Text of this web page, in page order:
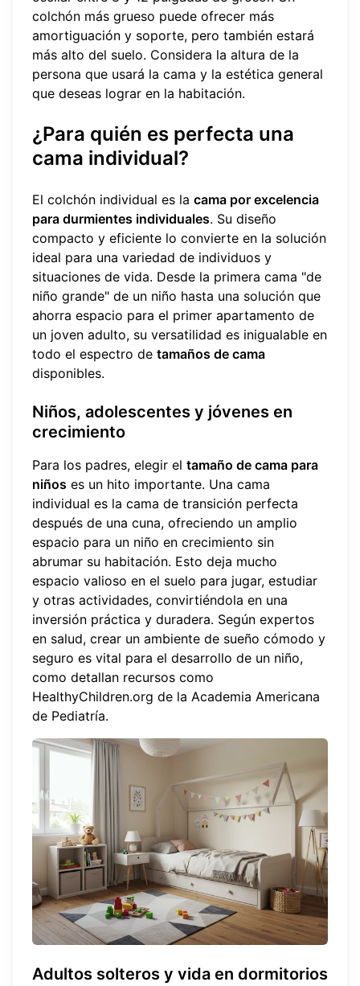
colchón más grueso puede ofrecer más
amortiguación y soporte, pero también estará
más alto del suelo. Considera la altura de la
persona que usará la cama y la estética general
que deseas lograr en la habitación.
¿Para quién es perfecta una
cama individual?
El colchón individual es la cama por excelencia
para durmientes individuales. Su diseño
compacto y eficiente lo convierte en la solución
ideal para una variedad de individuos y
situaciones de vida. Desde la primera cama "de
niño grande" de un niño hasta una solución que
ahorra espacio para el primer apartamento de
un joven adulto, su versatilidad es inigualable en
todo el espectro de tamaños de cama
disponibles.
Niños, adolescentes y jóvenes en
crecimiento
Para los padres, elegir el tamaño de cama para
niños es un hito importante. Una cama
individual es la cama de transición perfecta
después de una cuna, ofreciendo un amplio
espacio para un niño en crecimiento sin
abrumar su habitación. Esto deja mucho
espacio valioso en el suelo para jugar, estudiar
y otras actividades, convirtiéndola en una
inversión práctica y duradera. Según expertos
en salud, crear un ambiente de sueño cómodo y
seguro es vital para el desarrollo de un niño,
como detallan recursos como
HealthyChildren.org de la Academia Americana
de Pediatría.
Adultos solteros y vida en dormitorios